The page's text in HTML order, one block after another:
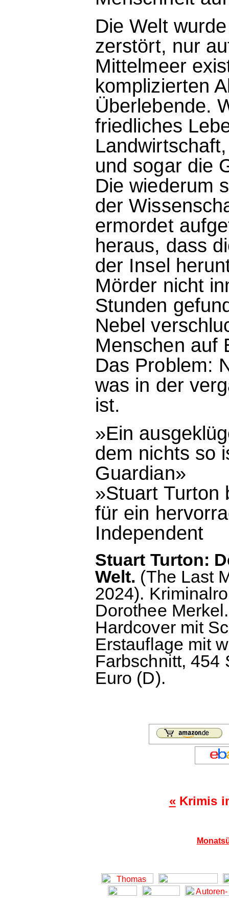
Die Welt
zerstört, nur
Mittelmeer
komplizierten
Überlebende.
friedliches
und sogar die
Die wiederum
der
ermordet
heraus, dass
der Insel
Mörder nicht
Stunden
Nebel
Menschen auf
Das Problem:
was in der
ist.
»Ein
dem nichts so
Guardian»
»Stuart Turton
für ein
Independent
Stuart Turton:
Welt. (The Last
2024).
Dorothee
Hardcover mit
Erstauflage mit
Farbschnitt, 454
Euro (D).
«Krimis